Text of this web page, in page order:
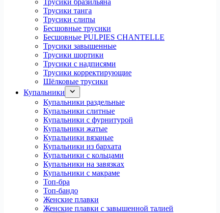
Трусики бразильяна
Трусики танга
Трусики слипы
Бесшовные трусики
Бесшовные PULPIES CHANTELLE
Трусики завышенные
Трусики шортики
Трусики с надписями
Трусики корректирующие
Шёлковые трусики
Купальники
Купальники раздельные
Купальники слитные
Купальники с фурнитурой
Купальники жатые
Купальники вязаные
Купальники из бархата
Купальники с кольцами
Купальники на завязках
Купальники с макраме
Топ-бра
Топ-бандо
Женские плавки
Женские плавки с завышенной талией